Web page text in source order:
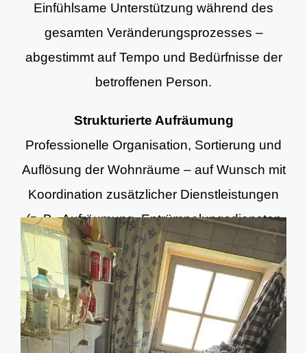
Einfühlsame Unterstützung während des
gesamten Veränderungsprozesses –
abgestimmt auf Tempo und Bedürfnisse der
betroffenen Person.
Strukturierte Aufräumung
Professionelle Organisation, Sortierung und
Auflösung der Wohnräume – auf Wunsch mit
Koordination zusätzlicher Dienstleistungen
(z. B. Aufräumung, Entrümpelungsdiensten
und Grundreinigung).